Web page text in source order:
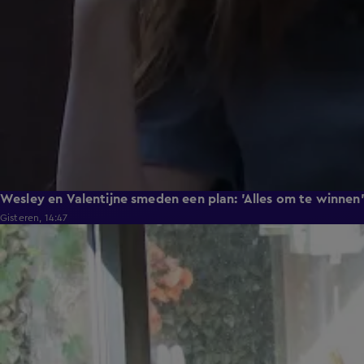
Wesley en Valentijne smeden een plan: 'Alles om te winnen'
Gisteren, 14:47
1:12